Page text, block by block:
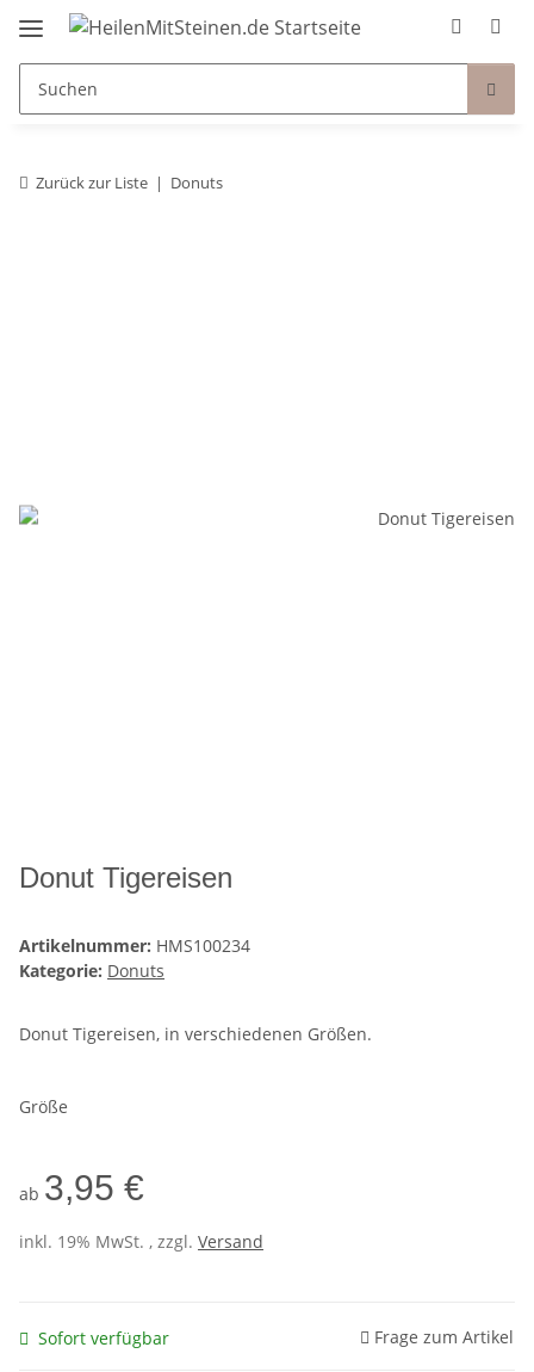
Zurück zur Liste Donuts
Donut Tigereisen
Artikelnummer: HMS100234
Kategorie: Donuts
Donut Tigereisen, in verschiedenen Größen.
Größe
ab 3,95 €
inkl. 19% MwSt. , zzgl. Versand
Sofort verfügbar Frage zum Artikel